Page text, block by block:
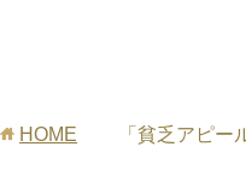
HOME 「貧乏アピ